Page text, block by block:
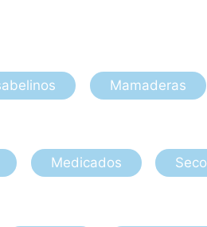
Mamaderas
Medicados